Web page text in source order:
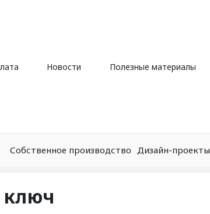
Новости Полезные материалы
Собственное производство Дизайн-проекты
ключ